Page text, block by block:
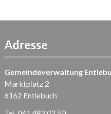
Adresse
Gemeindeverwaltung
Marktplatz 2
6162 Entlebuch